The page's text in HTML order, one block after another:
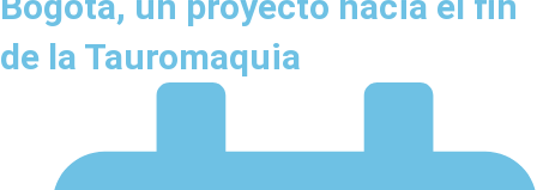
de la Tauromaquia